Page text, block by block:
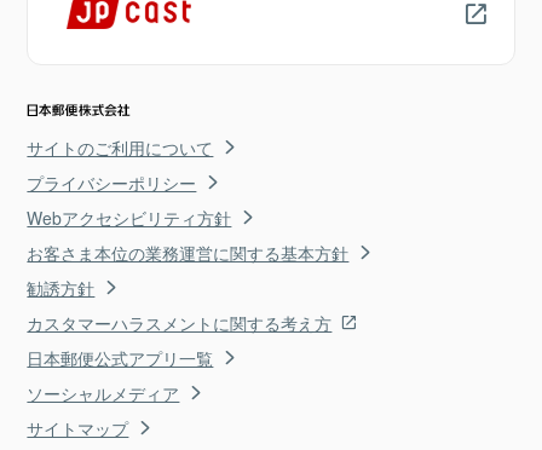
サイトのご利用について
プライバシーポリシー
Webアクセシビリティ方針
お客さま本位の業務運営に関する基本方針
勧誘方針
カスタマーハラスメントに関する考え方
日本郵便公式アプリ一覧
ソーシャルメディア
サイトマップ